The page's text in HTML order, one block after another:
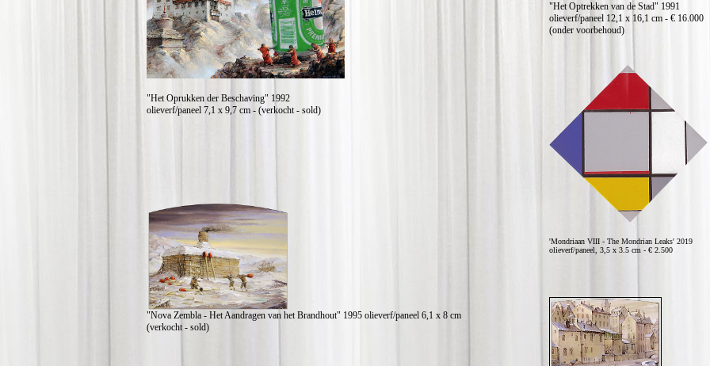
"Het Oprukken der Beschaving" 1992
olieverf/paneel 7,1 x 9,7 cm - (verkocht - sold)
"Nova Zembla - Het Aandragen van het Brandhout" 1995 olieverf/paneel 6,1 x 8 cm
(verkocht - sold)
"Het Optrekken van de Stad" 1991
olieverf/paneel 12,1 x 16,1 cm - € 16.000
(onder voorbehoud)
'Mondriaan VIII - The Mondrian Leaks' 2019
olieverf/paneel, 3,5 x 3.5 cm - € 2.500